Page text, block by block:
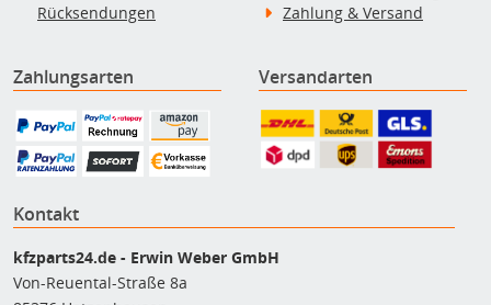
Rücksendungen
Zahlung & Versand
Zahlungsarten Versandarten
Kontakt
kfzparts24.de - Erwin Weber GmbH
Von-Reuental-Straße 8a